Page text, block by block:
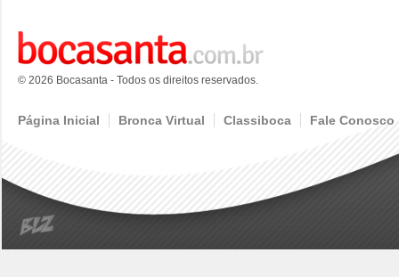
© 2026 Bocasanta - Todos os direitos reservados.
Página Inicial Bronca Virtual Classiboca Fale Conosco